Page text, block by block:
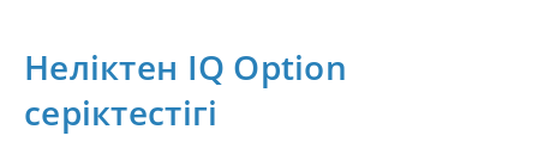
Неліктен IQ Option
серіктестігі